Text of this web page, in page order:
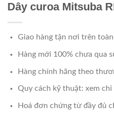
Dây curoa Mitsuba
Giao hàng tận nơi trên
Hàng mới 100% chưa qua
Hàng chính hãng theo
Quy cách kỹ thuật: xem
Hoá đơn chứng từ đầy đủ